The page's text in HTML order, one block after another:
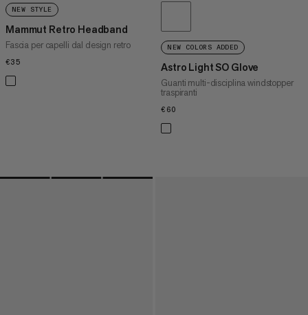
NEW STYLE
Mammut Retro Headband
Fascia per capelli dal design retro
€35
NEW COLORS ADDED
Astro Light SO Glove
Guanti multi-disciplina windstopper
traspiranti
€60